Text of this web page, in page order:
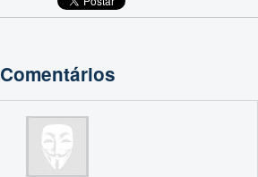
Comentários